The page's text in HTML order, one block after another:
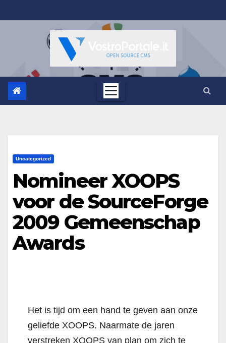
al
Uncategorized
Nomineer XOOPS
voor de SourceForge
2009 Gemeenschap
Awards
Het is tijd om een hand te geven aan onze
geliefde XOOPS. Naarmate de jaren
verstreken XOOPS van plan om zich te